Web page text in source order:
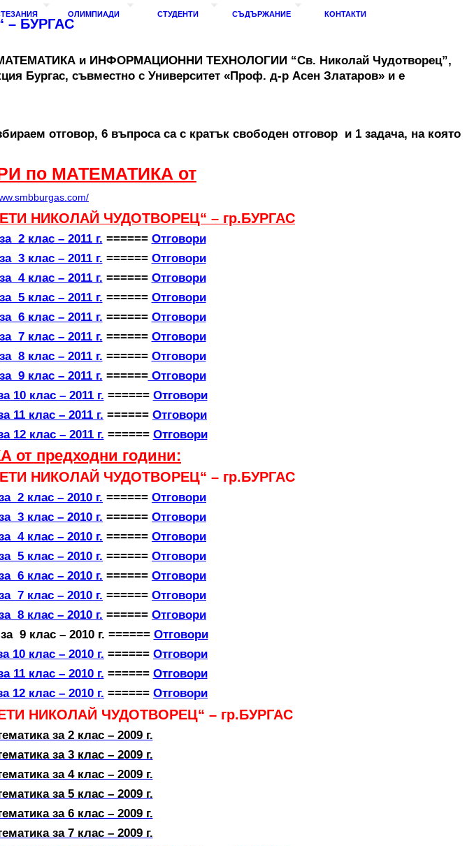
ОЛИМПИАДИ СТУДЕНТИ СЪДЪРЖАНИЕ КОНТАКТИ
– БУРГАС
МАТЕМАТИКА и ИНФОРМАЦИОННИ ТЕХНОЛОГИИ “Св. Николай Чудотворец”,
Бургас, съвместно с Университет «Проф. д-р Асен Златаров» и е
отговор, 6 въпроса са с кратък свободен отговор и 1 задача, на която
по МАТЕМАТИКА от
НИКОЛАЙ ЧУДОТВОРЕЦ“ – гр.БУРГАС
2 клас – 2011 г. ====== Отговори
3 клас – 2011 г. ====== Отговори
4 клас – 2011 г. ====== Отговори
5 клас – 2011 г. ====== Отговори
6 клас – 2011 г. ====== Отговори
7 клас – 2011 г. ====== Отговори
8 клас – 2011 г. ====== Отговори
9 клас – 2011 г. ======Отговори
10 клас – 2011 г. ====== Отговори
11 клас – 2011 г. ====== Отговори
12 клас – 2011 г. ====== Отговори
предходни години:
НИКОЛАЙ ЧУДОТВОРЕЦ“ – гр.БУРГАС
2 клас – 2010 г. ====== Отговори
3 клас – 2010 г. ====== Отговори
4 клас – 2010 г. ====== Отговори
5 клас – 2010 г. ====== Отговори
6 клас – 2010 г. ====== Отговори
7 клас – 2010 г. ====== Отговори
8 клас – 2010 г. ====== Отговори
9 клас – 2010 г. ====== Отговори
10 клас – 2010 г. ====== Отговори
11 клас – 2010 г. ====== Отговори
12 клас – 2010 г. ====== Отговори
НИКОЛАЙ ЧУДОТВОРЕЦ“ – гр.БУРГАС
за 2 клас – 2009 г.
за 3 клас – 2009 г.
за 4 клас – 2009 г.
за 5 клас – 2009 г.
за 6 клас – 2009 г.
за 7 клас – 2009 г.